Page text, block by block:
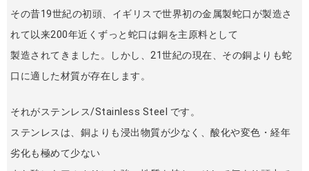
その昔19世紀の初頭、イギリスで世界初の金属製蛇口が製造さ
れて以来200年近くずっと蛇口は銅を主原料として
製造されてきました。しかし、21世紀の現在、その銅よりも蛇
口に適した材質が存在します。
それがステンレス/Stainless Steel です。
ステンレスは、銅よりも浸出物質が少なく、酸化や変色・経年
劣化も極めて少ない